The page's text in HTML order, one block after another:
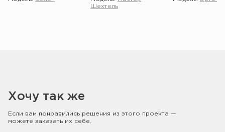
Шехтель
Хочу так же
Если вам понравились решения из этого проекта —
можете заказать их себе.